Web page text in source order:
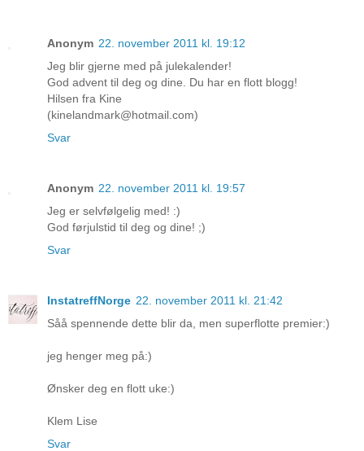
Anonym 22. november 2011 kl. 19:12
Jeg blir gjerne med på julekalender!
God advent til deg og dine. Du har en flott blogg!
Hilsen fra Kine
(kinelandmark@hotmail.com)
Svar
Anonym 22. november 2011 kl. 19:57
Jeg er selvfølgelig med! :)
God førjulstid til deg og dine! ;)
Svar
InstatreffNorge 22. november 2011 kl. 21:42
Såå spennende dette blir da, men superflotte premier:)
jeg henger meg på:)
Ønsker deg en flott uke:)
Klem Lise
Svar